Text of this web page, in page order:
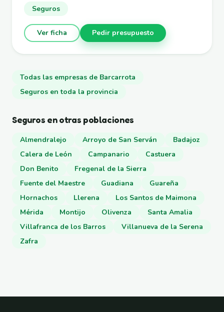
Seguros
Ver ficha Pedir presupuesto
Todas las empresas de Barcarrota
Seguros en toda la provincia
Seguros en otras poblaciones
Almendralejo Arroyo de San Serván
Badajoz
Calera de León
Campanario
Castuera
Don Benito
Fregenal de la Sierra
Fuente del Maestre
Guadiana
Guareña
Hornachos
Llerena
Los Santos de Maimona
Mérida
Montijo Olivenza
Santa Amalia
Villafranca de los Barros
Villanueva de la Serena
Zafra